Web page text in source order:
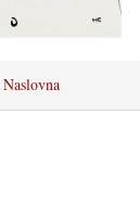
Naslovna